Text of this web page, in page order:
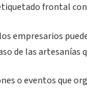
frontal
empresarios
de las artesanías
o eventos que